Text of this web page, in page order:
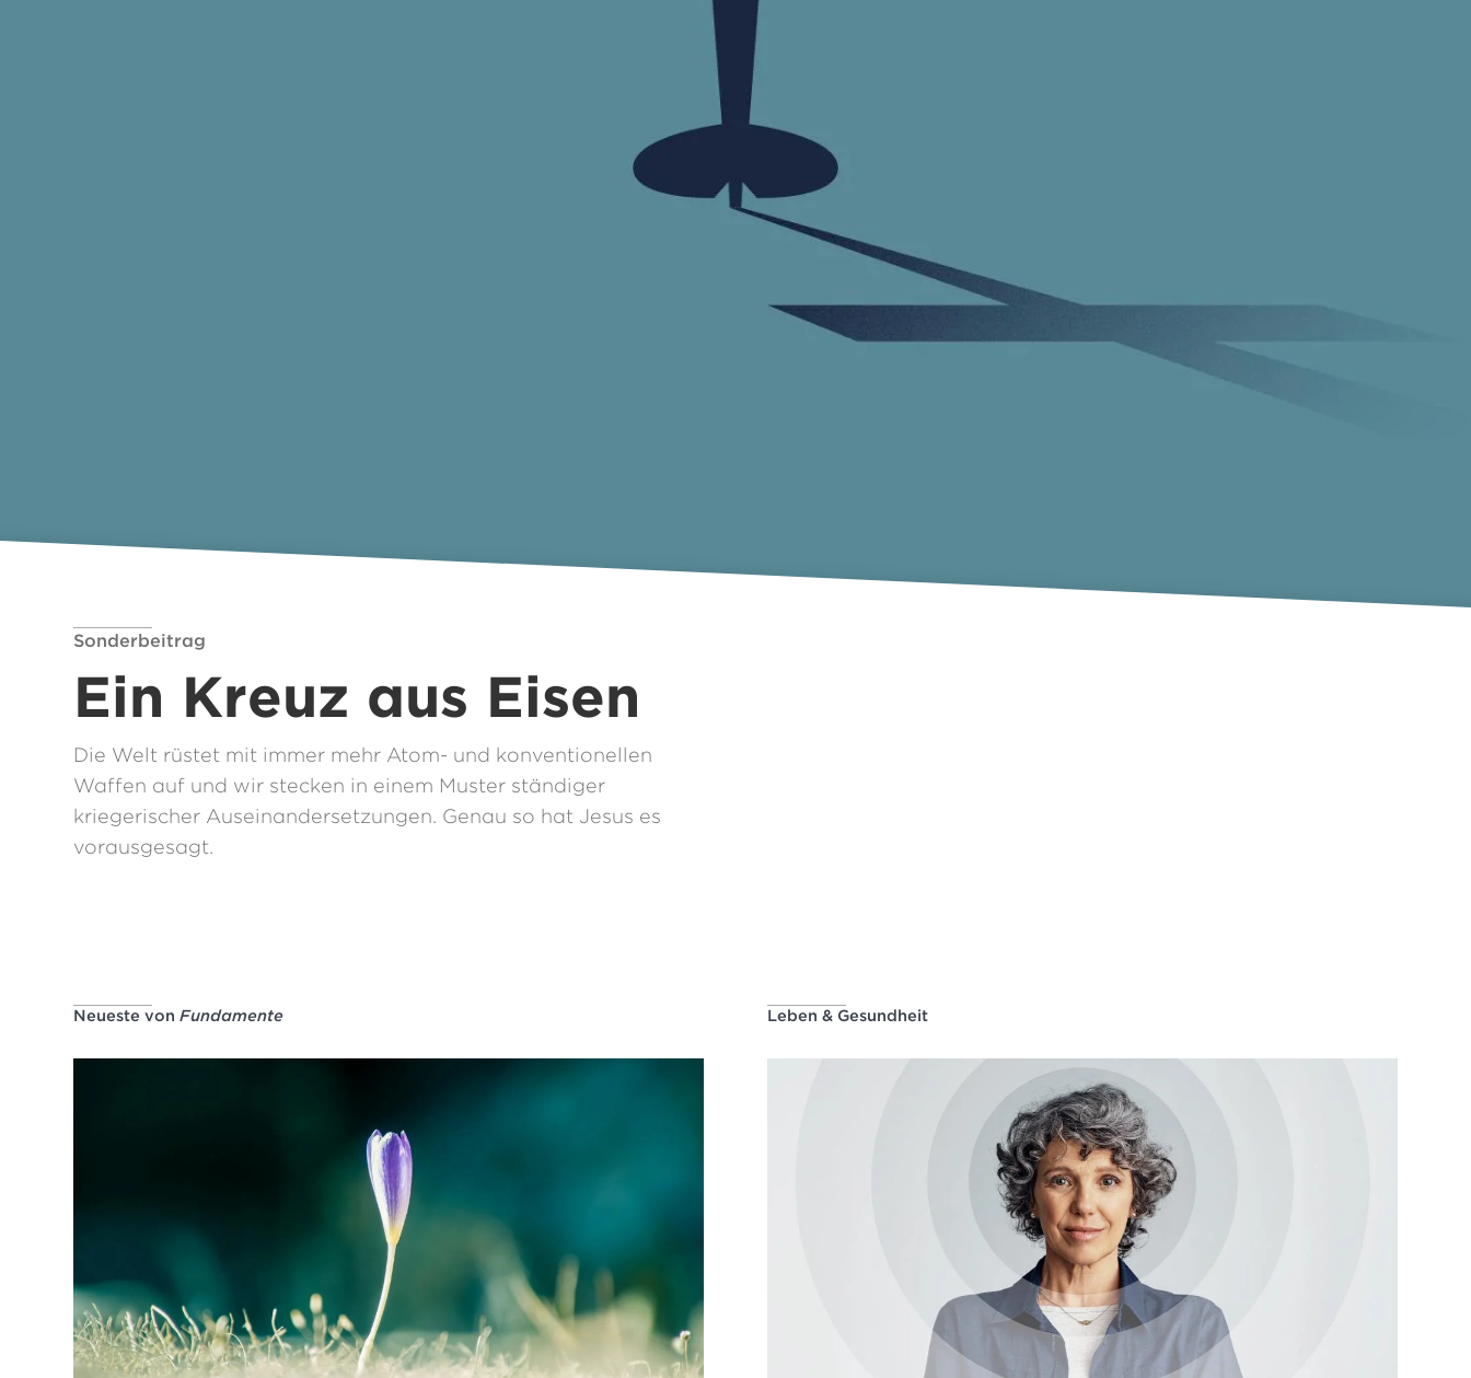
Sonderbeitrag
Ein Kreuz aus Eisen
Die Welt rüstet mit immer mehr Atom- und konventionellen
Waffen auf und wir stecken in einem Muster ständiger
kriegerischer Auseinandersetzungen. Genau so hat Jesus es
vorausgesagt.
Neueste vonFundamente Leben & Gesundheit